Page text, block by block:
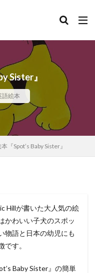
Sister』
語絵本
『Spot’s Baby Sister』
Hillが書いた大人気の絵
かわいい子犬のスポッ
物語と日本の幼児にも
す。
Baby Sister』の簡単